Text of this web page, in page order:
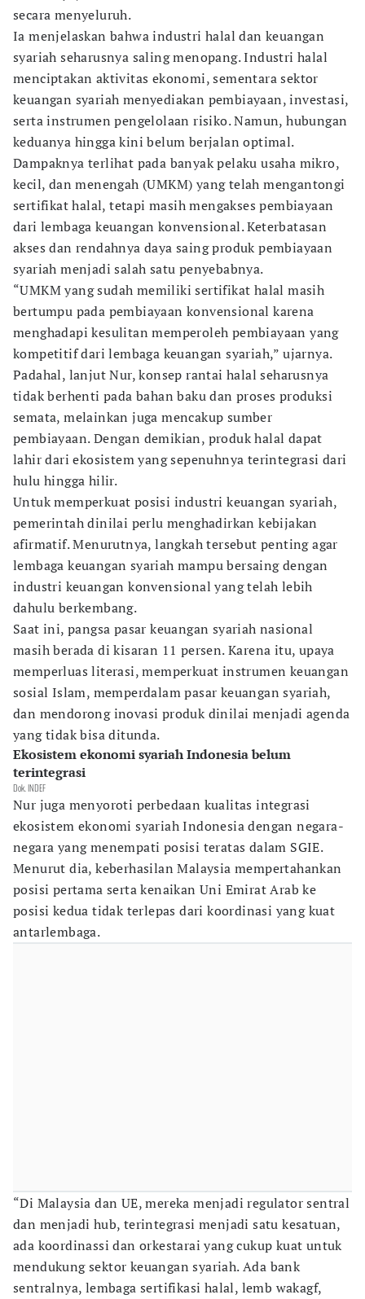
secara menyeluruh.
Ia menjelaskan bahwa industri halal dan keuangan
syariah seharusnya saling menopang. Industri halal
menciptakan aktivitas ekonomi, sementara sektor
keuangan syariah menyediakan pembiayaan, investasi,
serta instrumen pengelolaan risiko. Namun, hubungan
keduanya hingga kini belum berjalan optimal.
Dampaknya terlihat pada banyak pelaku usaha mikro,
kecil, dan menengah (UMKM) yang telah mengantongi
sertifikat halal, tetapi masih mengakses pembiayaan
dari lembaga keuangan konvensional. Keterbatasan
akses dan rendahnya daya saing produk pembiayaan
syariah menjadi salah satu penyebabnya.
“UMKM yang sudah memiliki sertifikat halal masih
bertumpu pada pembiayaan konvensional karena
menghadapi kesulitan memperoleh pembiayaan yang
kompetitif dari lembaga keuangan syariah,” ujarnya.
Padahal, lanjut Nur, konsep rantai halal seharusnya
tidak berhenti pada bahan baku dan proses produksi
semata, melainkan juga mencakup sumber
pembiayaan. Dengan demikian, produk halal dapat
lahir dari ekosistem yang sepenuhnya terintegrasi dari
hulu hingga hilir.
Untuk memperkuat posisi industri keuangan syariah,
pemerintah dinilai perlu menghadirkan kebijakan
afirmatif. Menurutnya, langkah tersebut penting agar
lembaga keuangan syariah mampu bersaing dengan
industri keuangan konvensional yang telah lebih
dahulu berkembang.
Saat ini, pangsa pasar keuangan syariah nasional
masih berada di kisaran 11 persen. Karena itu, upaya
memperluas literasi, memperkuat instrumen keuangan
sosial Islam, memperdalam pasar keuangan syariah,
dan mendorong inovasi produk dinilai menjadi agenda
yang tidak bisa ditunda.
Ekosistem ekonomi syariah Indonesia belum
terintegrasi
Dok. INDEF
Nur juga menyoroti perbedaan kualitas integrasi
ekosistem ekonomi syariah Indonesia dengan negara-
negara yang menempati posisi teratas dalam SGIE.
Menurut dia, keberhasilan Malaysia mempertahankan
posisi pertama serta kenaikan Uni Emirat Arab ke
posisi kedua tidak terlepas dari koordinasi yang kuat
antarlembaga.
“Di Malaysia dan UE, mereka menjadi regulator sentral
dan menjadi hub, terintegrasi menjadi satu kesatuan,
ada koordinassi dan orkestarai yang cukup kuat untuk
mendukung sektor keuangan syariah. Ada bank
sentralnya, lembaga sertifikasi halal, lemb wakagf,